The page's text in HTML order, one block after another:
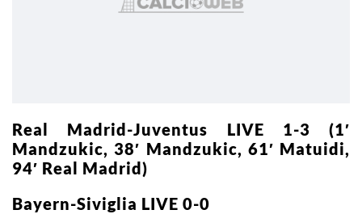
Real Madrid-Juventus LIVE 1-3 (1′
Mandzukic, 38′ Mandzukic, 61′ Matuidi,
94′ Real Madrid)
Bayern-Siviglia LIVE 0-0